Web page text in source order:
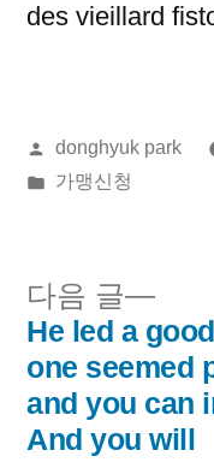
des vieillard
올
린
donghyuk park
게
가맹신청
글
내
다음 글
다
음
글:
He led a
one seemed
and you can
And you will